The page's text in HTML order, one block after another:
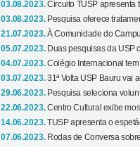
03.08.2023.Circuito TUSP apresenta
03.08.2023. Pesquisa oferece
21.07.2023.À Comunidade do
05.07.2023. Duas pesquisas da USP
04.07.2023.Colégio Internacional
03.07.2023.31ª Volta USP Bauru vai
29.06.2023. Pesquisa seleciona
22.06.2023.Centro Cultural exibe
14.06.2023.TUSP apresenta o
07.06.2023. Rodas de Conversa